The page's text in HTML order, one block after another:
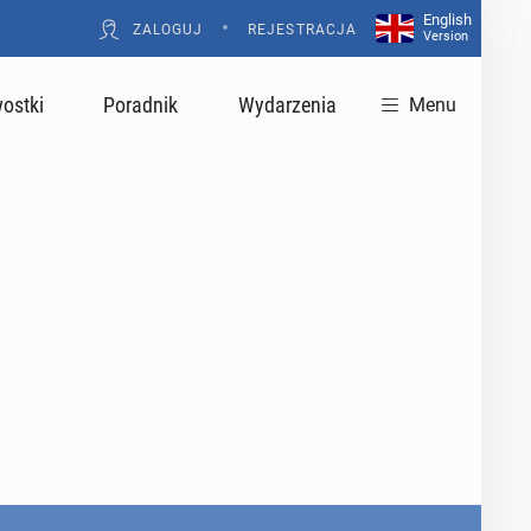
ZALOGUJ • REJESTRACJA
English
Version
Poradnik Wydarzenia Menu